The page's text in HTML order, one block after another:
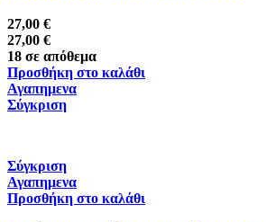
27,00 €
27,00 €
18 σε απόθεμα
Προσθήκη στο καλάθι
Αγαπημενα
Σύγκριση
Σύγκριση
Αγαπημενα
Προσθήκη στο καλάθι